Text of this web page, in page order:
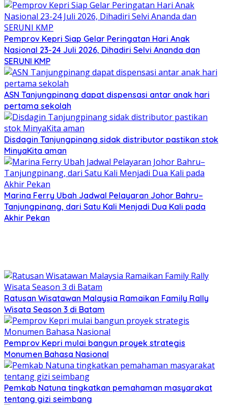
Pemprov Kepri Siap Gelar Peringatan Hari Anak
Nasional 23-24 Juli 2026, Dihadiri Selvi Ananda dan
SERUNI KMP
ASN Tanjungpinang dapat dispensasi antar anak hari
pertama sekolah
Disdagin Tanjungpinang sidak distributor pastikan stok
MinyaKita aman
Marina Ferry Ubah Jadwal Pelayaran Johor Bahru–
Tanjungpinang, dari Satu Kali Menjadi Dua Kali pada
Akhir Pekan
Ratusan Wisatawan Malaysia Ramaikan Family Rally
Wisata Season 3 di Batam
Pemprov Kepri mulai bangun proyek strategis
Monumen Bahasa Nasional
Pemkab Natuna tingkatkan pemahaman masyarakat
tentang gizi seimbang